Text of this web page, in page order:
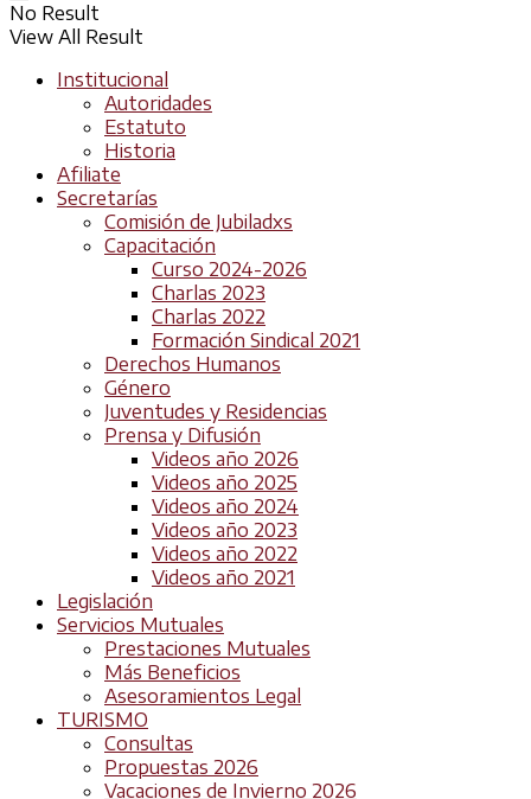
No Result
View All Result
Institucional
Autoridades
Estatuto
Historia
Afiliate
Secretarías
Comisión de Jubiladxs
Capacitación
Curso 2024-2026
Charlas 2023
Charlas 2022
Formación Sindical 2021
Derechos Humanos
Género
Juventudes y Residencias
Prensa y Difusión
Videos año 2026
Videos año 2025
Videos año 2024
Videos año 2023
Videos año 2022
Videos año 2021
Legislación
Servicios Mutuales
Prestaciones Mutuales
Más Beneficios
Asesoramientos Legal
TURISMO
Consultas
Propuestas 2026
Vacaciones de Invierno 2026